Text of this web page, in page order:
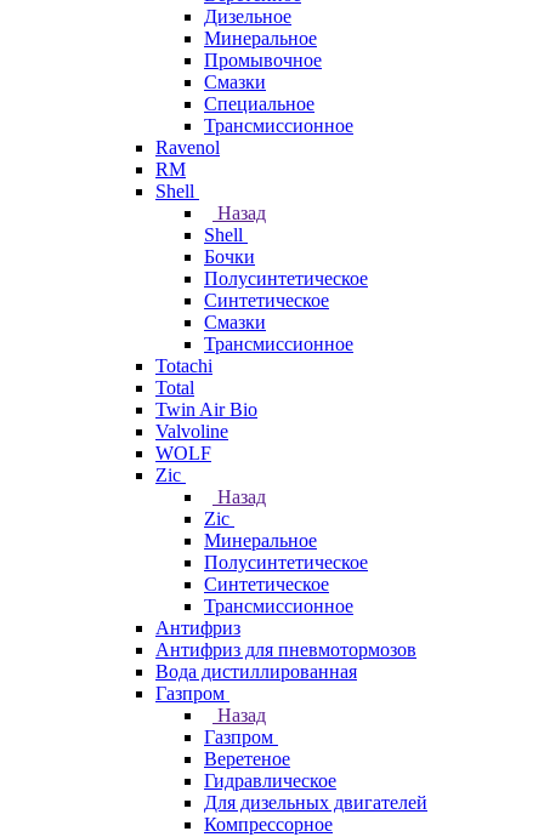
Дизельное
Минеральное
Промывочное
Смазки
Специальное
Трансмиссионное
Ravenol
RM
Shell
Назад
Shell
Бочки
Полусинтетическое
Синтетическое
Смазки
Трансмиссионное
Totachi
Total
Twin Air Bio
Valvoline
WOLF
Zic
Назад
Zic
Минеральное
Полусинтетическое
Синтетическое
Трансмиссионное
Антифриз
Антифриз для пневмотормозов
Вода дистиллированная
Газпром
Назад
Газпром
Веретеное
Гидравлическое
Для дизельных двигателей
Компрессорное